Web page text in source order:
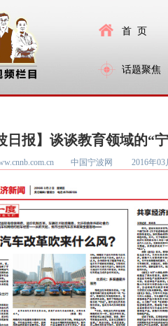
首 页
话题聚焦
日报】谈谈教育领域的“
中国宁波网 2016年03